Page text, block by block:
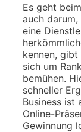
Es geht
auch
eine
kennen, gibt
sich um
bemühen.
schneller
Business ist
Online-
Gewinnung